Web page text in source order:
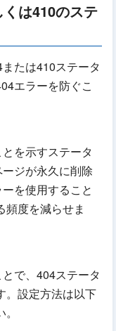
は410のステ
たは410ステータ
エラーを防ぐこ
を示すステータ
ジが永久に削除
を使用すること
頻度を減らせま
で、404ステータ
。設定方法は以下